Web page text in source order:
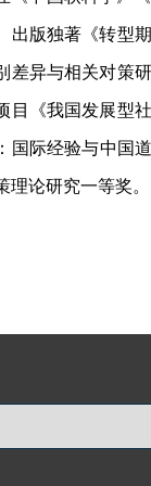
出版独著《转型
差异与相关对策
目《我国发展型
国际经验与中国
理论研究一等奖。